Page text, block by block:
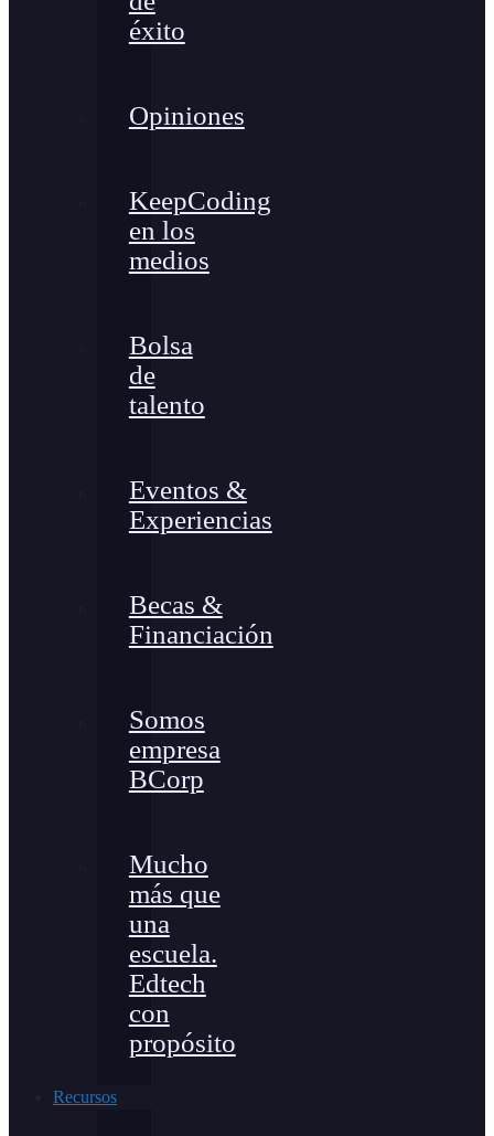
éxito
Opiniones
KeepCoding
en los
medios
Bolsa
de
talento
Eventos &
Experiencias
Becas &
Financiación
Somos
empresa
BCorp
Mucho
más que
una
escuela.
Edtech
con
propósito
Recursos